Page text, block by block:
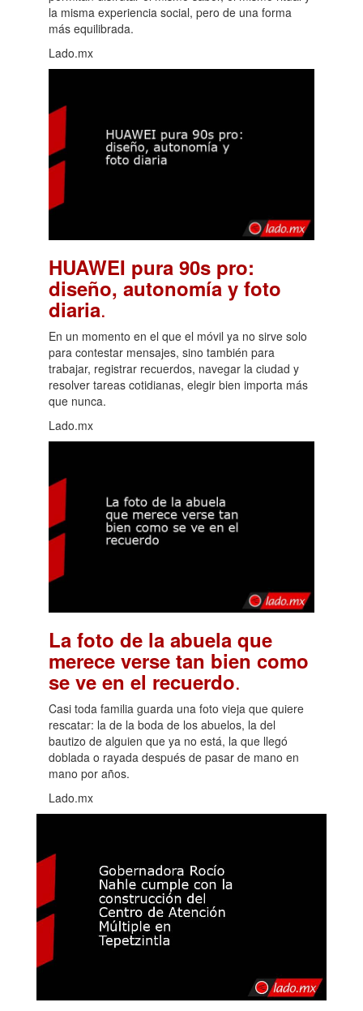
la misma experiencia social, pero de una forma
más equilibrada.
Lado.mx
HUAWEI pura 90s pro:
diseño, autonomía y foto
diaria.
En un momento en el que el móvil ya no sirve solo
para contestar mensajes, sino también para
trabajar, registrar recuerdos, navegar la ciudad y
resolver tareas cotidianas, elegir bien importa más
que nunca.
Lado.mx
La foto de la abuela que
merece verse tan bien como
se ve en el recuerdo.
Casi toda familia guarda una foto vieja que quiere
rescatar: la de la boda de los abuelos, la del
bautizo de alguien que ya no está, la que llegó
doblada o rayada después de pasar de mano en
mano por años.
Lado.mx